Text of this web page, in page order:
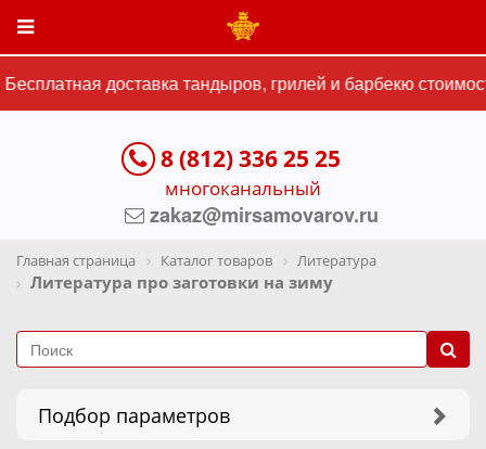
доставка тандыров, грилей и барбекю
8 (812) 336 25 25
многоканальный
zakaz@mirsamovarov.ru
Главная страница Каталог товаров Литература
Литература про заготовки на зиму
Подбор параметров